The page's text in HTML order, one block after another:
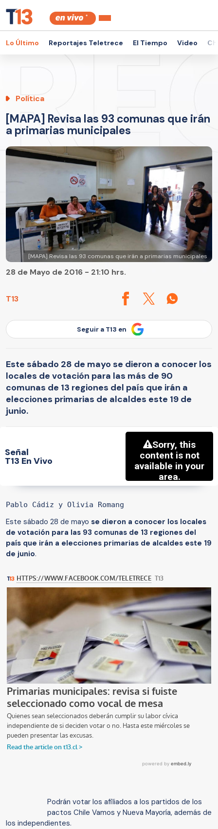
Lo Último Reportajes Teletrece El Tiempo Video
Política
[MAPA] Revisa las 93 comunas que irán
a primarias municipales
[MAPA] Revisa las 93 comunas que irán a primarias municipales
T13
28 de Mayo de 2016 - 21:10 hrs.
Seguir a T13 en
Este sábado 28 de mayo se dieron a conocer los
locales de votación para las más de 90
comunas de 13 regiones del país que irán a
elecciones primarias de alcaldes este 19 de
junio.
Señal
T13 En Vivo
Pablo Cádiz y Olivia Romang
Este sábado 28 de mayo se dieron a conocer los locales
de votación para las 93 comunas de 13 regiones del
país que irán a elecciones primarias de alcaldes este 19
de junio.
Podrán votar los afiliados a los partidos de los
pactos Chile Vamos y Nueva Mayoría, además de
los independientes.